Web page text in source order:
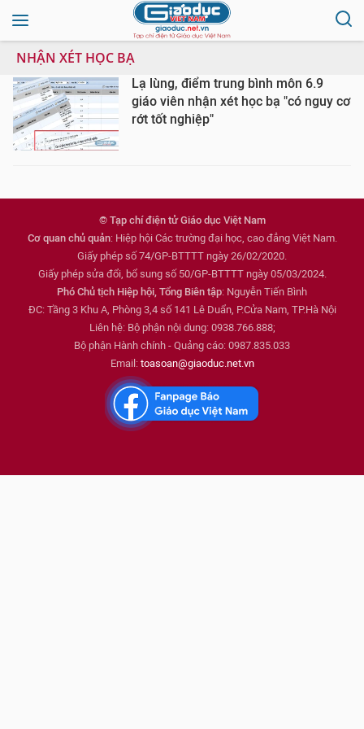
NHẬN XÉT HỌC BẠ
Lạ lùng, điểm trung bình môn 6.9
giáo viên nhận xét học bạ "có nguy cơ
rớt tốt nghiệp"
© Tạp chí điện tử Giáo dục Việt Nam
Cơ quan chủ quản: Hiệp hội Các trường đại học, cao đẳng Việt Nam.
Giấy phép số 74/GP-BTTTT ngày 26/02/2020.
Giấy phép sửa đổi, bổ sung số 50/GP-BTTTT ngày 05/03/2024.
Phó Chủ tịch Hiệp hội, Tổng Biên tập: Nguyễn Tiến Bình
ĐC: Tầng 3 Khu A, Phòng 3,4 số 141 Lê Duẩn, P.Cửa Nam, TP.Hà Nội
Liên hệ: Bộ phận nội dung: 0938.766.888;
Bộ phận Hành chính - Quảng cáo: 0987.835.033
Email: toasoan@giaoduc.net.vn